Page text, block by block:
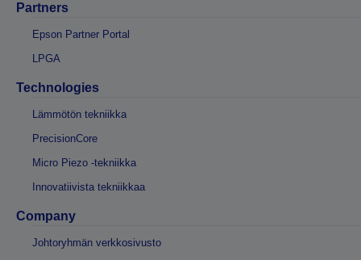
Partners
Epson Partner Portal
LPGA
Technologies
Lämmötön tekniikka
PrecisionCore
Micro Piezo -tekniikka
Innovatiivista tekniikkaa
Company
Johtoryhmän verkkosivusto